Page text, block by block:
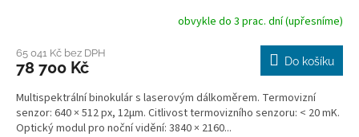
R
M
A
obvykle do 3 prac. dní (upřesníme)
65 041 Kč bez DPH
78 700 Kč Do košíku
Multispektrální binokulár s laserovým dálkoměrem. Termovizní
senzor: 640 × 512 px, 12μm. Citlivost termovizního senzoru: < 20 mK.
Optický modul pro noční vidění: 3840 × 2160...